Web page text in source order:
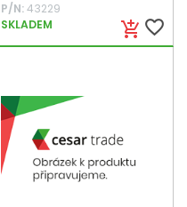
add_shopping_cart favorite_border
P/N:43229
SKLADEM